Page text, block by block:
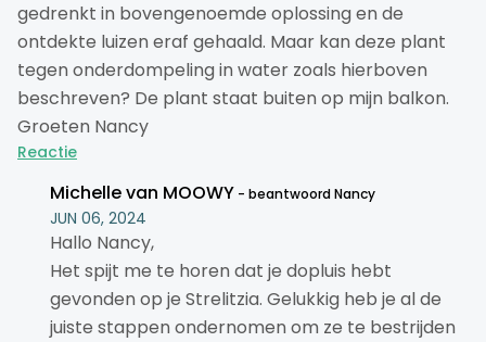
gedrenkt in bovengenoemde oplossing en de
ontdekte luizen eraf gehaald. Maar kan deze plant
tegen onderdompeling in water zoals hierboven
beschreven? De plant staat buiten op mijn balkon.
Groeten Nancy
Reactie
Michelle van MOOWY beantwoord Nancy
JUN 06, 2024
Hallo Nancy,
Het spijt me te horen dat je dopluis hebt
gevonden op je Strelitzia. Gelukkig heb je al de
juiste stappen ondernomen om ze te bestrijden